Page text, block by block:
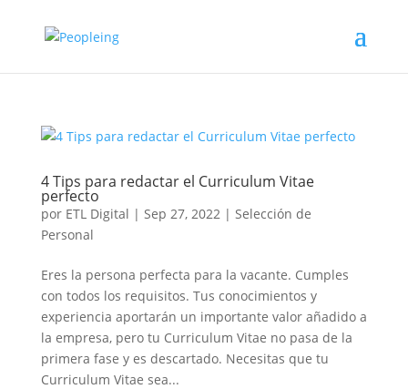
4 Tips para redactar el Curriculum Vitae
perfecto
por ETL Digital | Sep 27, 2022| Selección de
Personal
Eres la persona perfecta para la vacante. Cumples
con todos los requisitos. Tus conocimientos y
experiencia aportarán un importante valor añadido a
la empresa, pero tu Curriculum Vitae no pasa de la
primera fase y es descartado. Necesitas que tu
Curriculum Vitae sea...